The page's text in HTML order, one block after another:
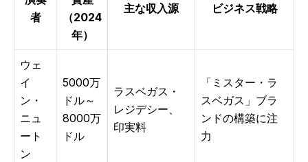
者
（2024
年）
主な収入源 ビジネス戦略
ウェ
イ
ン・
ニュ
ート
ン
5000万
ドル～
8000万
ドル
ラスベガス・
レジデシー、
印実料
「ミスター・ラ
スベガス」ブラ
ンドの構築に注
力